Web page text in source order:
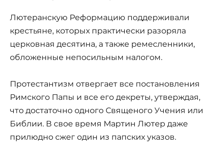
Лютеранскую Реформацию поддерживали
крестьяне, которых практически разоряла
церковная десятина, а также ремесленники,
обложенные непосильным налогом.
Протестантизм отвергает все постановления
Римского Папы и все его декреты, утверждая,
что достаточно одного Священого Учения или
Библии. В свое время Мартин Лютер даже
прилюдно сжег один из папских указов.